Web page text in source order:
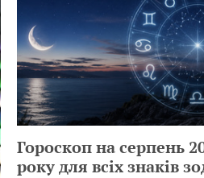
Гороскоп на серпень
року для всіх знаків